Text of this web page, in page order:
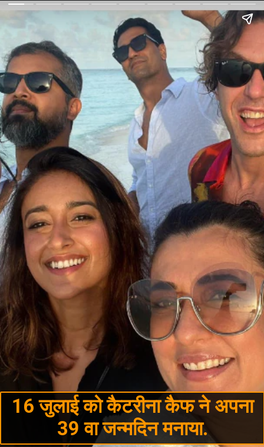
16 जुलाई को कैटरीना कैफ ने अपना
39 वा जन्मदिन मनाया.